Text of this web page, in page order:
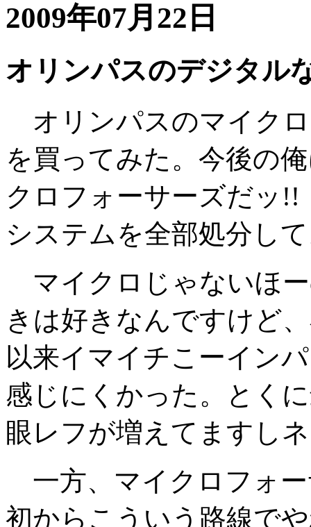
2009年07月22日
オリンパスのデジタル
オリンパスのマイク
を買ってみた。今後の
クロフォーサーズだッ
システムを全部処分し
マイクロじゃないほ
きは好きなんですけど
以来イマイチこーイン
感じにくかった。とく
眼レフが増えてますし
一方、マイクロフォ
初からこういう路線で